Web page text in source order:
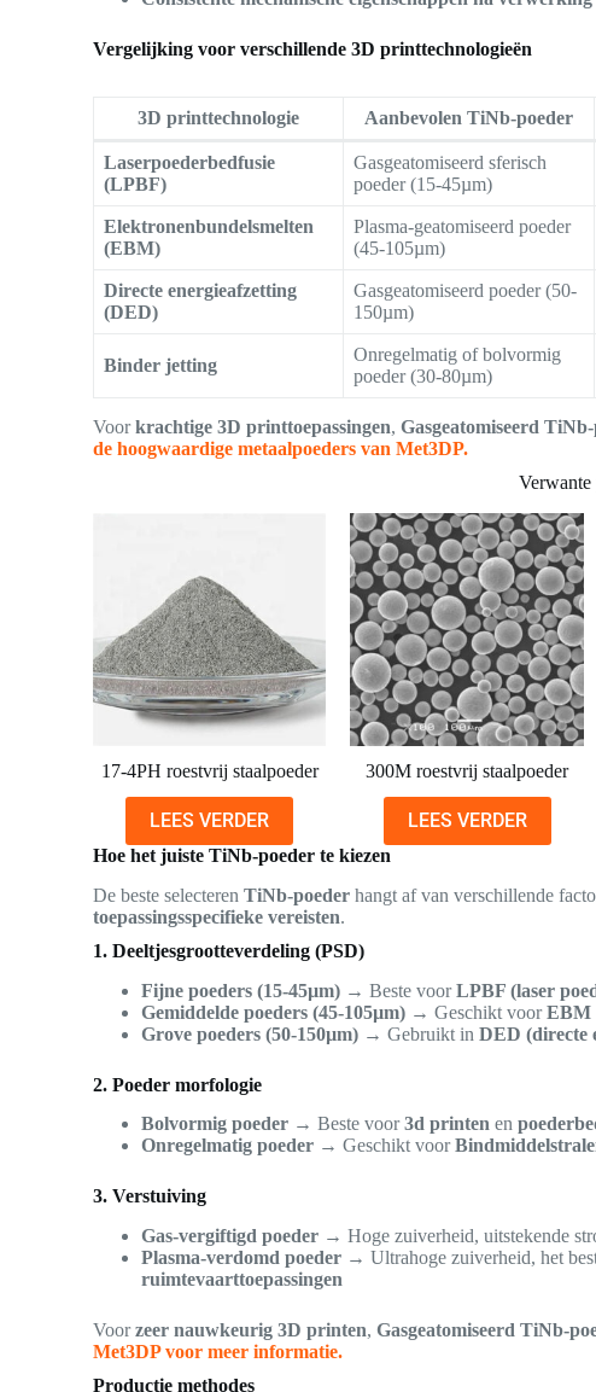
Vergelijking voor verschillende 3D printtechnologieën
3D printtechnologie Aanbevolen TiNb-poeder
Laserpoederbedfusie
(LPBF)
Gasgeatomiseerd sferisch
poeder (15-45µm)
Elektronenbundelsmelten
(EBM)
Plasma-geatomiseerd poeder
(45-105µm)
Directe energieafzetting
(DED)
Gasgeatomiseerd poeder (50-
150µm)
Binder jetting
Onregelmatig of bolvormig
poeder (30-80µm)
Voorkrachtige 3D printtoepassingen,Gasgeatomiseerd
de hoogwaardige metaalpoeders van Met3DP.
Verwante
17-4PH roestvrij staalpoeder
LEES VERDER
300M roestvrij staalpoeder
LEES VERDER
Hoe het juiste TiNb-poeder te kiezen
De beste selecterenTiNb-poeder hangt af van verschillende
toepassingsspecifieke vereisten.
1. Deeltjesgrootteverdeling (PSD)
Fijne poeders (15-45µm) → Beste voorLPBF (laser
Gemiddelde poeders (45-105µm) → Geschikt voorEBM
Grove poeders (50-150µm) → Gebruikt inDED (directe
2. Poeder morfologie
Bolvormig poeder → Beste voor3d printen en
Onregelmatig poeder → Geschikt voor
3. Verstuiving
Gas-vergiftigd poeder → Hoge zuiverheid, uitstekende
Plasma-verdomd poeder → Ultrahoge zuiverheid, het
ruimtevaarttoepassingen
Voorzeer nauwkeurig 3D printen,Gasgeatomiseerd TiNb-
Met3DP voor meer informatie.
Productie methodes